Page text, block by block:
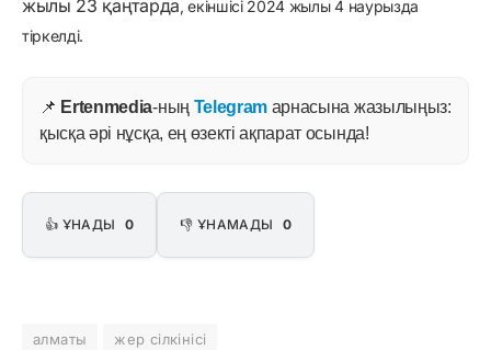
жылы 23 қаңтарда, екіншісі 2024 жылы 4 наурызда
тіркелді.
📌 Ertenmedia-ның Telegram арнасына жазылыңыз:
қысқа әрі нұсқа, ең өзекті ақпарат осында!
👍 ҰНАДЫ 0 👎 ҰНАМАДЫ 0
алматы жер сілкінісі